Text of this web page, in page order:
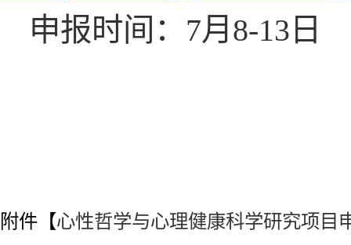
申报时间：7月8-13日
附件【心性哲学与心理健康科学研究项目